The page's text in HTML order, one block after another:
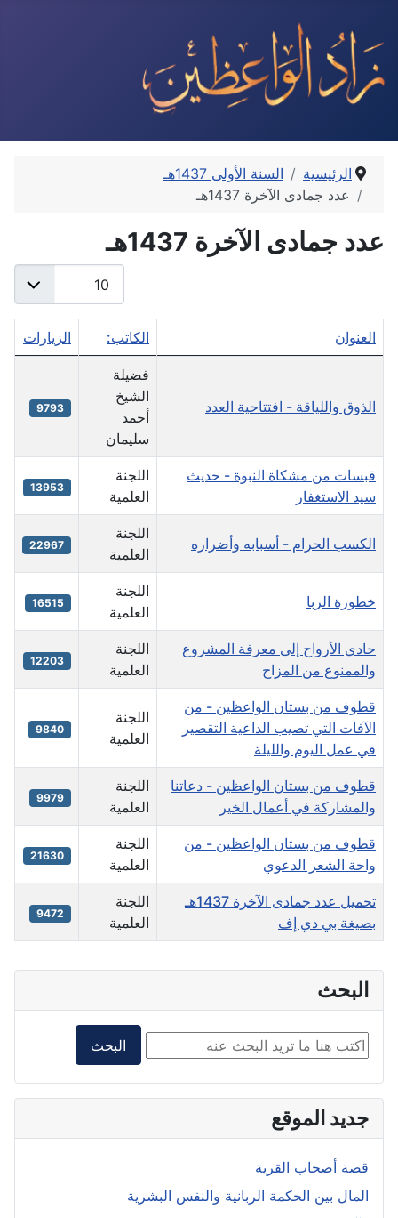
الرئيسية
السنة الأولى 1437هـ
عدد جمادى الآخرة 1437هـ
عدد جمادى الآخرة 1437هـ
العنوان الكاتب: الزيارات
الذوق واللياقة - افتتاحية العدد
فضيلة
الشيخ
أحمد
سليمان
9793
قبسات من مشكاة النبوة - حديث
سيد الاستغفار
اللجنة
العلمية
13953
الكسب الحرام - أسبابه وأضراره
اللجنة
العلمية
22967
خطورة الربا
اللجنة
العلمية
16515
حادي الأرواح إلى معرفة المشروع
والممنوع من المزاح
اللجنة
العلمية
12203
قطوف من بستان الواعظين - من
الآفات التي تصيب الداعية التقصير
في عمل اليوم والليلة
اللجنة
العلمية
9840
قطوف من بستان الواعظين - دعاتنا
والمشاركة في أعمال الخير
اللجنة
العلمية
9979
قطوف من بستان الواعظين - من
واحة الشعر الدعوي
اللجنة
العلمية
21630
تحميل عدد جمادى الآخرة 1437هـ
بصيغة بي دي إف
اللجنة
العلمية
9472
البحث
البحث داخل الموقع2
البحث
جديد الموقع
قصة أصحاب القرية
المال بين الحكمة الربانية والنفس البشرية